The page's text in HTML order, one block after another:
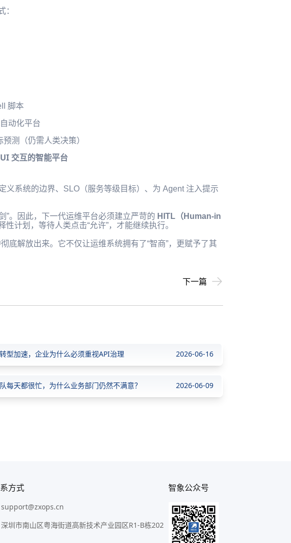
：
脚本
动化平台
测（仍需人类决策）
交互的智能平台
义系统的边界、SLO（服务等级目标）、为 Agent 注入提示
”。因此，下一代运维平台必须建立严苛的 HITL（Human-in
计划，等待人类点击“允许”，才能继续执行。
底解放出来。它不仅让运维系统拥有了“智商”，更赋予了其
下一篇
型加速，企业为什么必须重视API治理 2026-06-16
每天都很忙，为什么业务部门仍然不满意？ 2026-06-09
方式
support@zxops.cn
深圳市南山区粤海街道高新技术产业园区R1-B栋202
智象公众号